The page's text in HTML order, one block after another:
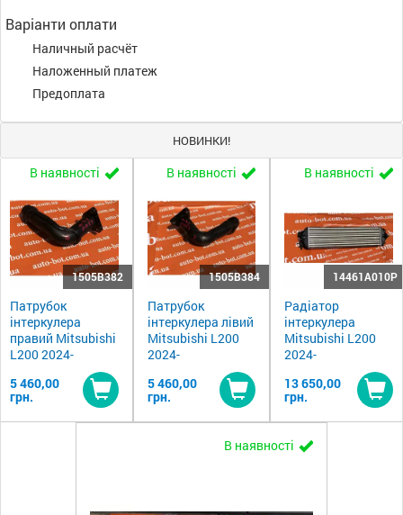
Варіанти оплати
Наличный расчёт
Наложенный платеж
Предоплата
НОВИНКИ!
В наявності
1505B382
Патрубок
інтеркулера
правий Mitsubishi
L200 2024-
5 460,00
грн.
Купити
В наявності
1505B384
Патрубок
інтеркулера лівий
Mitsubishi L200
2024-
5 460,00
грн.
Купити
В наявності
14461A010P
Радіатор
інтеркулера
Mitsubishi L200
2024-
13 650,00
грн.
В наявності